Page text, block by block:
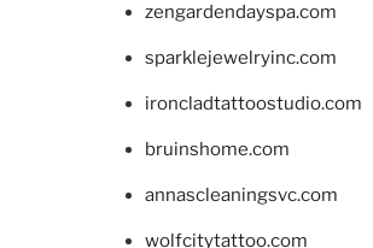
zengardendayspa.com
sparklejewelryinc.com
ironcladtattoostudio.com
bruinshome.com
annascleaningsvc.com
wolfcitytattoo.com